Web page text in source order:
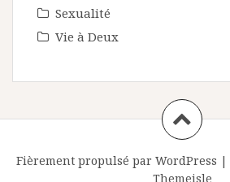
Sexualité
Vie à Deux
Fièrement propulsé par WordPress |
Themeisle